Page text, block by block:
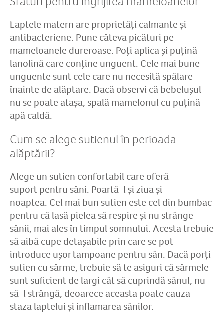
Laptele matern are proprietăți calmante și
antibacteriene. Pune câteva picături pe
mameloanele dureroase. Poți aplica și puțină
lanolină care conține unguent. Cele mai bune
unguente sunt cele care nu necesită spălare
înainte de alăptare. Dacă observi că bebelușul
nu se poate atașa, spală mamelonul cu puțină
apă caldă.
Cum se alege sutienul în perioada
alăptării?
Alege un sutien confortabil care oferă
suport pentru sâni. Poartă-l și ziua și
noaptea. Cel mai bun sutien este cel din bumbac
pentru că lasă pielea să respire și nu strânge
sânii, mai ales în timpul somnului. Acesta trebuie
să aibă cupe detașabile prin care se pot
introduce ușor tampoane pentru sân. Dacă porți
sutien cu sârme, trebuie să te asiguri că sârmele
sunt suficient de largi cât să cuprindă sânul, nu
să-l strângă, deoarece aceasta poate cauza
staza laptelui și inflamarea sânilor.